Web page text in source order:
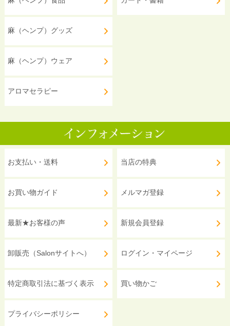
麻（ヘンプ）グッズ
麻（ヘンプ）ウェア
アロマセラピー
お支払い・送料
お買い物ガイド
最新★お客様の声
卸販売（Salonサイトへ）
特定商取引法に基づく表示
プライバシーポリシー
当店の特典
メルマガ登録
新規会員登録
ログイン・マイページ
買い物かご